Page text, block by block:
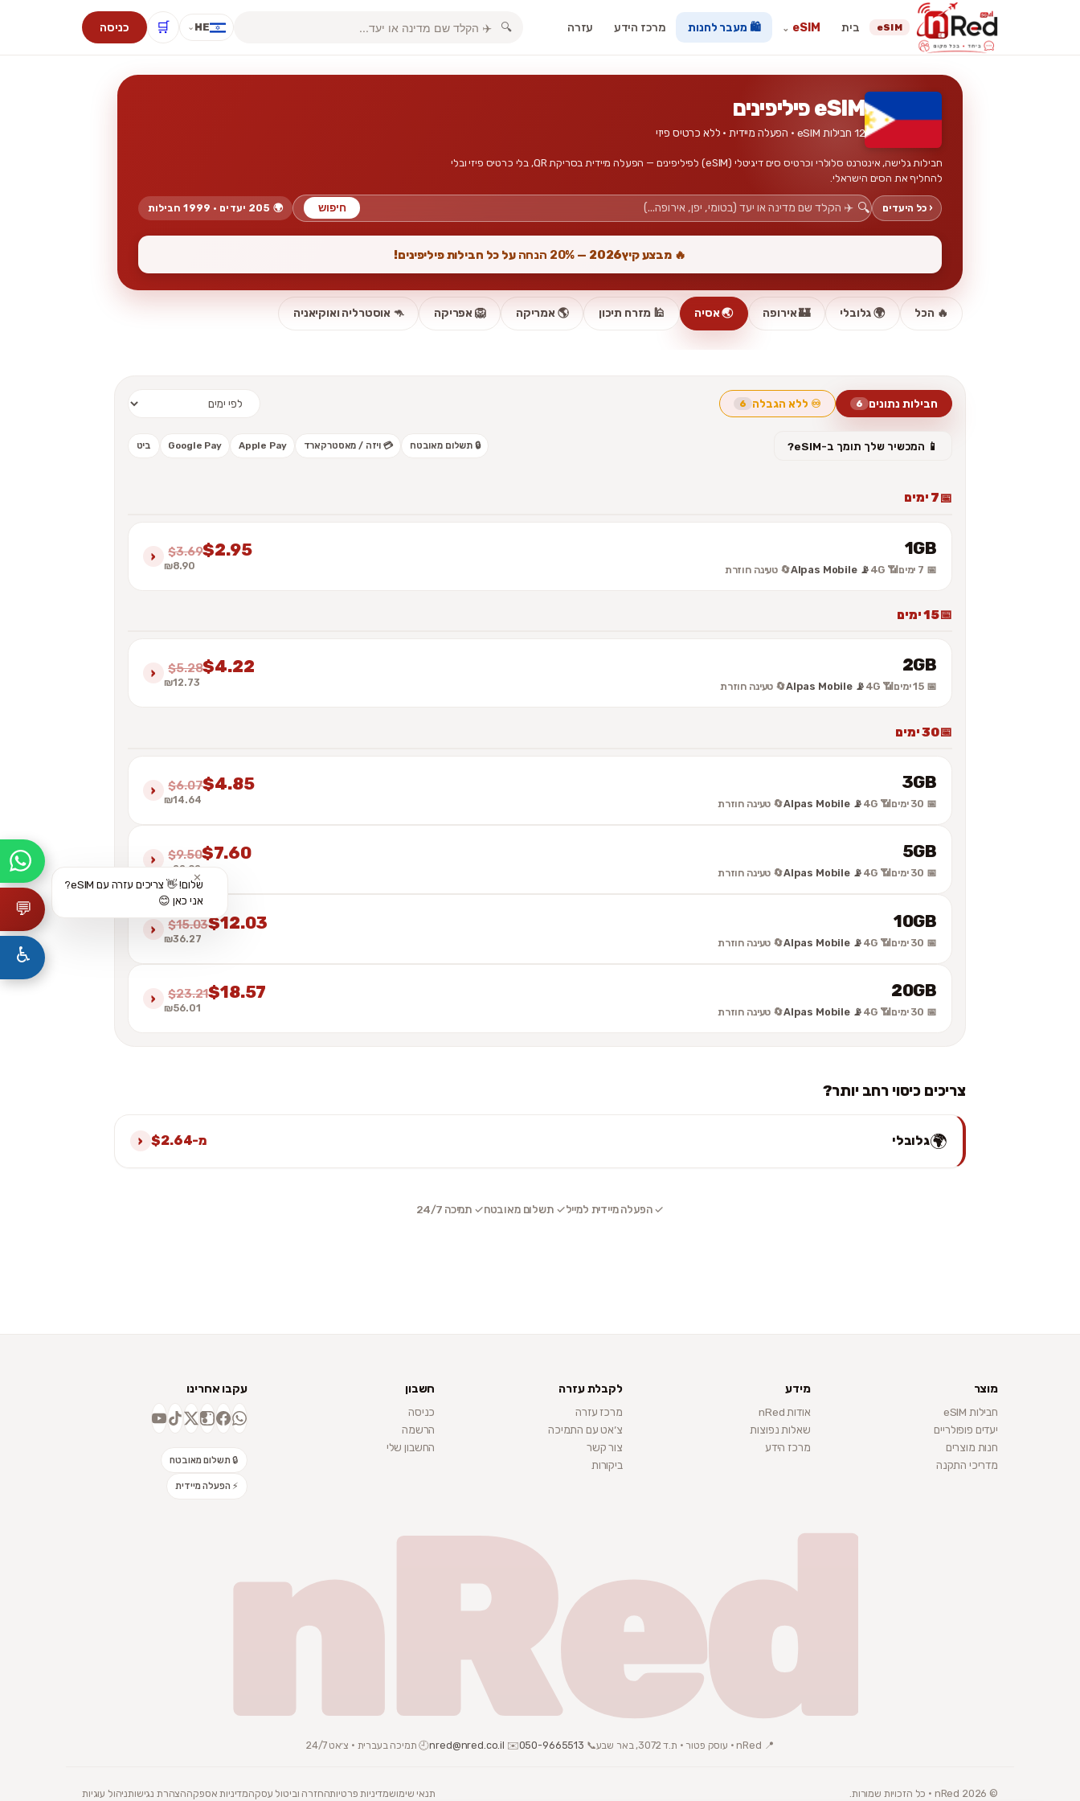
eSIM בית eSIM
⌄ 🛍️ מעבר לחנות מרכז הידע עזרה 🔍
HE
⌄
🛒 כניסה
eSIM פיליפינים
12 חבילות eSIM · הפעלה מיידית · ללא כרטיס פיזי
חבילות גלישה, אינטרנט סלולרי וכרטיס סים דיגיטלי (eSIM) לפיליפינים — הפעלה מיידית בסריקת QR, בלי כרטיס פיזי ובלי
להחליף את הסים הישראלי.
‹ כל היעדים 🔍 חיפוש 🌍 205 יעדים · 1999 חבילות
🔥 מבצע קיץ2026 — 20% הנחה על כל חבילות פיליפינים!
🔥 הכל 🌍 גלובלי 🏰 אירופה 🌏 אסיה 🕌 מזרח תיכון 🌎 אמריקה 🦁 אפריקה 🦘 אוסטרליה ואוקיאניה
חבילות נתונים 6 ♾️ ללא הגבלה 6
📱 המכשיר שלך תומך ב-eSIM? 🔒 תשלום מאובטח 💳 ויזה / מאסטרקארד Apple Pay
Google Pay ביט
7 ימים
1GB
📅 7 ימים 📶 4G
📡 Alpas Mobile 🔄 טעינה חוזרת
$3.69$2.95
₪8.90
›
15 ימים
2GB
📅 15 ימים 📶 4G
📡 Alpas Mobile 🔄 טעינה חוזרת
$5.28$4.22
₪12.73
›
30 ימים
3GB
📅 30 ימים 📶 4G
📡 Alpas Mobile 🔄 טעינה חוזרת
$6.07$4.85
₪14.64
›
5GB
📅 30 ימים 📶 4G
📡 Alpas Mobile 🔄 טעינה חוזרת
$9.50$7.60
₪22.92
›
10GB
📅 30 ימים 📶 4G
📡 Alpas Mobile 🔄 טעינה חוזרת
$15.03$12.03
₪36.27
›
20GB
📅 30 ימים 📶 4G
📡 Alpas Mobile 🔄 טעינה חוזרת
$23.21$18.57
₪56.01
›
צריכים כיסוי רחב יותר?
🌍גלובלי מ-$2.64 ›
✓ הפעלה מיידית למייל✓ תשלום מאובטח✓ תמיכה 24/7
מוצר
חבילות eSIM
יעדים פופולריים
חנות מוצרים
מדריכי התקנה
מידע
אודות nRed
שאלות נפוצות
מרכז הידע
לקבלת עזרה
מרכז עזרה
צ׳אט עם התמיכה
צור קשר
ביקורות
חשבון
כניסה
הרשמה
החשבון שלי
עקבו אחרינו
🔒 תשלום מאובטח
⚡ הפעלה מיידיתnRed
📍 nRed · עוסק פטור · ת.ד 3072, באר שבע 📞
050-9665513
✉️
nred@nred.co.il🕘 תמיכה בעברית · צ׳אט 24/7
© 2026 nRed · כל הזכויות שמורות. תנאי שימושמדיניות פרטיותהחזרה וביטול עסקהמדיניות אספקההצהרת נגישותניהול עוגיות
💬
✕
שלום! 👋 צריכים עזרה עם eSIM?
אני כאן 😊
♿